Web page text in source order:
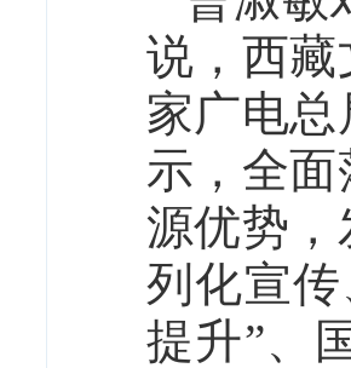
说，西
家广电
示，全
源优势
列化宣
提升”、